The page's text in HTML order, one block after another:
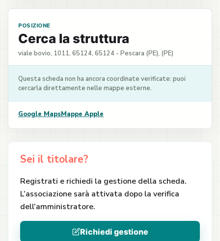
POSIZIONE
Cerca la struttura
viale bovio, 1011, 65124, 65124 - Pescara (PE), (PE)
Questa scheda non ha ancora coordinate verificate: puoi
cercarla direttamente nelle mappe esterne.
Google MapsMappe Apple
Sei il titolare?
Registrati e richiedi la gestione della scheda.
L’associazione sarà attivata dopo la verifica
dell’amministratore.
Richiedi gestione